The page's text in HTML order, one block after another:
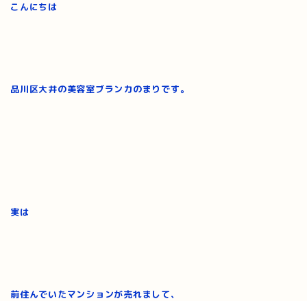
こんにちは
品川区大井の美容室ブランカのまりです。
実は
前住んでいたマンションが売れまして、